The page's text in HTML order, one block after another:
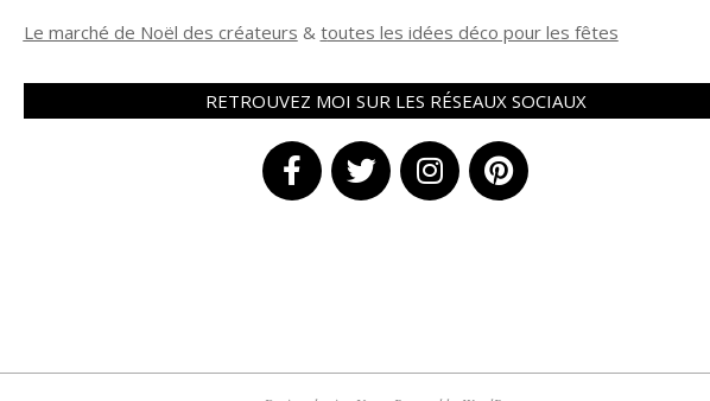
Le marché de Noël des créateurs & toutes les idées déco pour les fêtes
RETROUVEZ MOI SUR LES RÉSEAUX SOCIAUX